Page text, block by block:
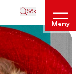
Sök
Meny